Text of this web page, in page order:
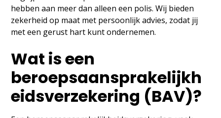
hebben aan meer dan alleen een polis. Wij bieden
zekerheid op maat met persoonlijk advies, zodat jij
met een gerust hart kunt ondernemen.
Wat is een
beroepsaansprakelijkh
eidsverzekering (BAV)?